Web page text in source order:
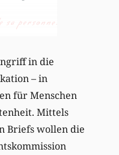
in die
– in
für Menschen
Mittels
Briefs wollen die